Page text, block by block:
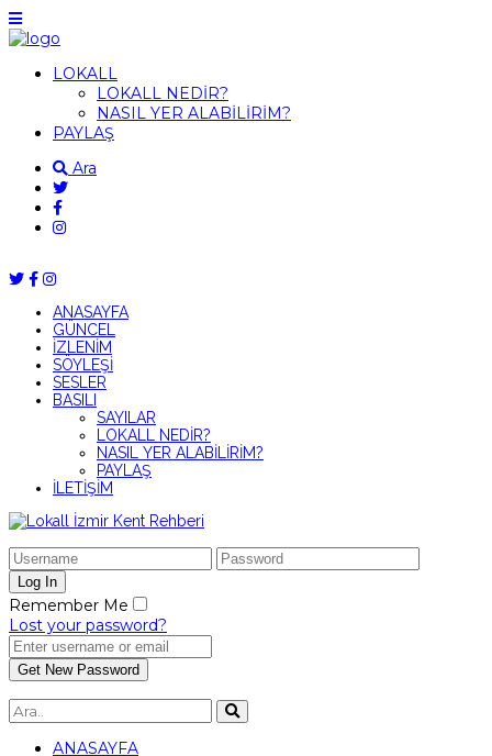
LOKALL
LOKALL NEDİR?
NASIL YER ALABİLİRİM?
PAYLAŞ
Ara
ANASAYFA
GÜNCEL
İZLENİM
SÖYLEŞİ
SESLER
BASILI
SAYILAR
LOKALL NEDİR?
NASIL YER ALABİLİRİM?
PAYLAŞ
İLETİŞİM
Remember Me
Lost your password?
ANASAYFA